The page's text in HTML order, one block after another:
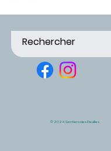
© 2024 Sentiers des Deuilles